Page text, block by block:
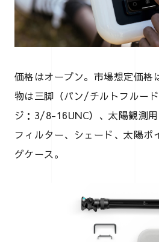
価格はオープン。市場想定価格
物は三脚（パン/チルトフルー
ジ：3/8-16UNC）、太陽観測
フィルター、シェード、太陽ポ
グケース。